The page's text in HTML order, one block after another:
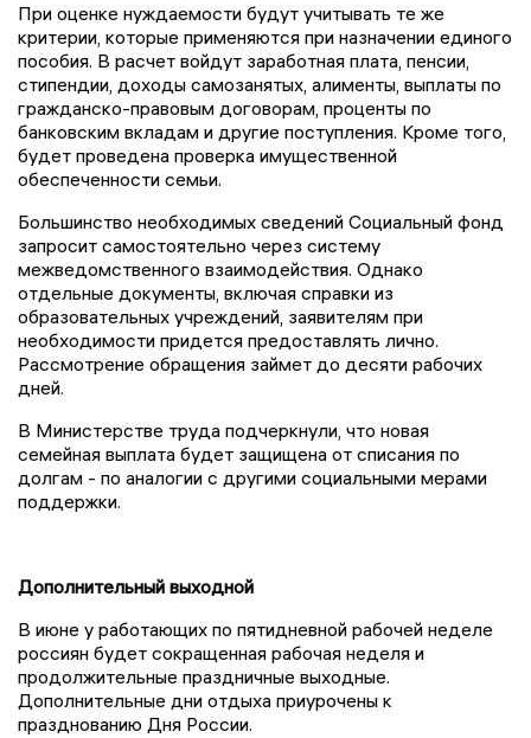
При оценке нуждаемости будут учитывать те же
критерии, которые применяются при назначении единого
пособия. В расчет войдут заработная плата, пенсии,
стипендии, доходы самозанятых, алименты, выплаты по
гражданско-правовым договорам, проценты по
банковским вкладам и другие поступления. Кроме того,
будет проведена проверка имущественной
обеспеченности семьи.
Большинство необходимых сведений Социальный фонд
запросит самостоятельно через систему
межведомственного взаимодействия. Однако
отдельные документы, включая справки из
образовательных учреждений, заявителям при
необходимости придется предоставлять лично.
Рассмотрение обращения займет до десяти рабочих
дней.
В Министерстве труда подчеркнули, что новая
семейная выплата будет защищена от списания по
долгам - по аналогии с другими социальными мерами
поддержки.
Дополнительный выходной
В июне у работающих по пятидневной рабочей неделе
россиян будет сокращенная рабочая неделя и
продолжительные праздничные выходные.
Дополнительные дни отдыха приурочены к
празднованию Дня России.